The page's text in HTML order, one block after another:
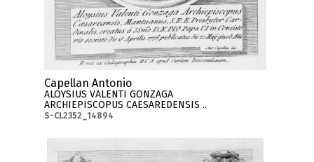
Capellan Antonio
ALOYSIUS VALENTI GONZAGA
ARCHIEPISCOPUS CAESAREDENSIS ..
S-CL2352_14894